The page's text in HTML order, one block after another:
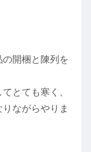
開梱と陳列を
とても寒く、
ながらやりま